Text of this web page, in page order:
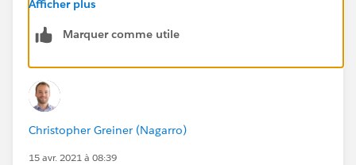
ups/GroupProfilePage?g=0F9300000009M90CAE
Regards,
Jayson
Afficher plus
Marquer comme utile
Christopher Greiner (Nagarro)
15 avr. 2021 à 08:39